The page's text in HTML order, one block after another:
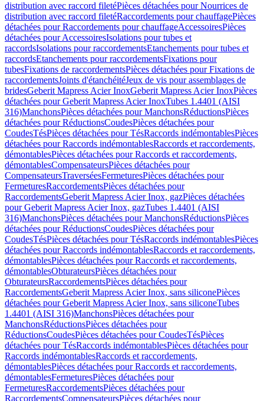
distribution avec raccord filetéPièces détachées pour Nourrices de
distribution avec raccord filetéRaccordements pour chauffagePièces
détachées pour Raccordements pour chauffageAccessoiresPièces
détachées pour AccessoiresIsolations pour tubes et
raccordsIsolations pour raccordementsEtanchements pour tubes et
raccordsEtanchements pour raccordementsFixations pour
tubesFixations de raccordementsPièces détachées pour Fixations de
raccordementsJoints d'étanchéitéJeux de vis pour assemblages de
bridesGeberit Mapress Acier InoxGeberit Mapress Acier InoxPièces
détachées pour Geberit Mapress Acier InoxTubes 1.4401 (AISI
316)ManchonsPièces détachées pour ManchonsRéductionsPièces
détachées pour RéductionsCoudesPièces détachées pour
CoudesTésPièces détachées pour TésRaccords indémontablesPièces
détachées pour Raccords indémontablesRaccords et raccordements,
démontablesPièces détachées pour Raccords et raccordements,
démontablesCompensateursPièces détachées pour
CompensateursTraverséesFermeturesPièces détachées pour
FermeturesRaccordementsPièces détachées pour
RaccordementsGeberit Mapress Acier Inox, gazPièces détachées
pour Geberit Mapress Acier Inox, gazTubes 1.4401 (AISI
316)ManchonsPièces détachées pour ManchonsRéductionsPièces
détachées pour RéductionsCoudesPièces détachées pour
CoudesTésPièces détachées pour TésRaccords indémontablesPièces
détachées pour Raccords indémontablesRaccords et raccordements,
démontablesPièces détachées pour Raccords et raccordements,
démontablesObturateursPièces détachées pour
ObturateursRaccordementsPièces détachées pour
RaccordementsGeberit Mapress Acier Inox, sans siliconePièces
détachées pour Geberit Mapress Acier Inox, sans siliconeTubes
1.4401 (AISI 316)ManchonsPièces détachées pour
ManchonsRéductionsPièces détachées pour
RéductionsCoudesPièces détachées pour CoudesTésPièces
détachées pour TésRaccords indémontablesPièces détachées pour
Raccords indémontablesRaccords et raccordements,
démontablesPièces détachées pour Raccords et raccordements,
démontablesFermeturesPièces détachées pour
FermeturesRaccordementsPièces détachées pour
RaccordementsCompensateursPièces détachées pour